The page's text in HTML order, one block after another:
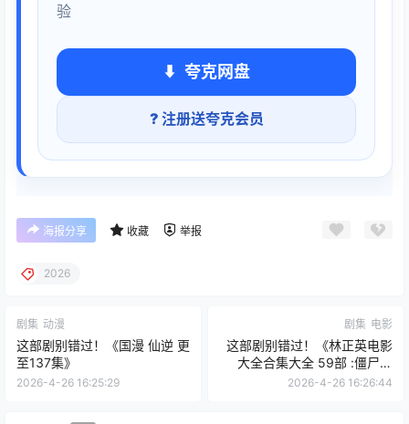
验
夸克网盘
? 注册送夸克会员
海报分享 收藏 举报
2026
剧集 动漫
这部剧别错过！《国漫 仙逆 更
至137集》
2026-4-26 16:25:29
剧集 电影
这部剧别错过！《林正英电影
大全合集大全 59部 :僵尸系
列》
2026-4-26 16:26:44